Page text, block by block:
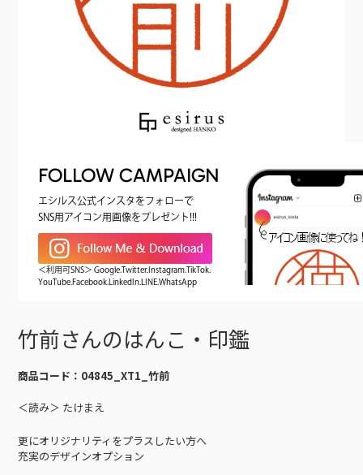
FOLLOW CAMPAIGN
エシルス公式インスタをフォローで
SNS用アイコン用画像をプレゼント!!!
＜利用可SNS＞ Google.Twitter.Instagram.TikTok.
YouTube.Facebook.LinkedIn.LINE.WhatsApp
竹前さんのはんこ・印鑑
商品コード： 04845_XT1_竹前
＜読み＞ たけまえ
更にオリジナリティをプラスしたい方へ
充実のデザインオプション